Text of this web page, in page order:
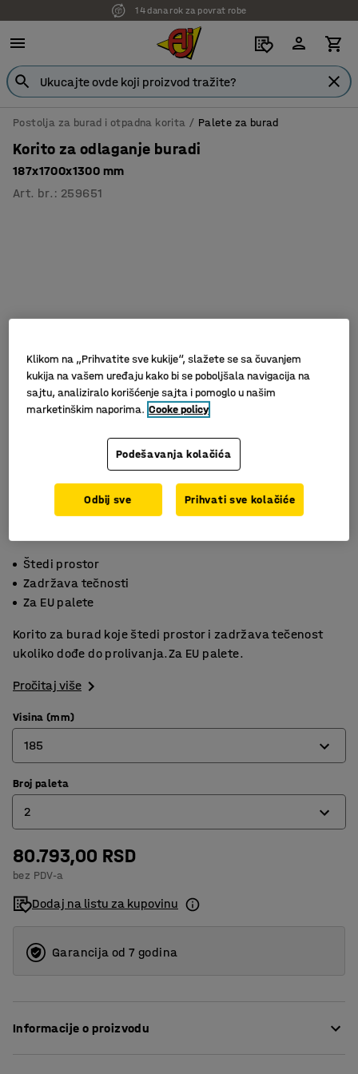
14 dana rok za povrat robe
Postolja za burad i otpadna korita Palete za burad
Korito za odlaganje buradi
187x1700x1300 mm
Art. br. : 259651
Štedi prostor
Zadržava tečnosti
Za EU palete
Korito za burad koje štedi prostor i zadržava tečenost
ukoliko dođe do prolivanja.Za EU palete.
Pročitaj više
Visina (mm)
185
150
185
Broj paleta
2
2
3
80.793,00 RSD
bez PDV-a
Dodaj na listu za kupovinu
Garancija od 7 godina
Informacije o proizvodu
Klikom na „Prihvatite sve kukije“, slažete se sa čuvanjem
kukija na vašem uređaju kako bi se poboljšala navigacija na
sajtu, analiziralo korišćenje sajta i pomoglo u našim
marketinškim naporima. Cooke policy
Podešavanja kolačića
Odbij sve Prihvati sve kolačiće